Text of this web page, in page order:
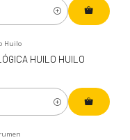
Huilo
HUILO HUILO